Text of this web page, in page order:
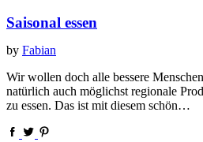
Saisonal essen
by Fabian
Wir wollen doch alle bessere
natürlich auch möglichst regionale
zu essen. Das ist mit diesem schön…